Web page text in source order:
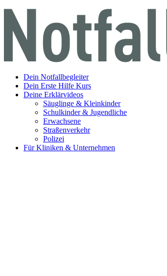
Dein Notfallbegleiter
Dein Erste Hilfe Kurs
Deine Erklärvideos
Säuglinge & Kleinkinder
Schulkinder & Jugendliche
Erwachsene
Straßenverkehr
Polizei
Für Kliniken & Unternehmen